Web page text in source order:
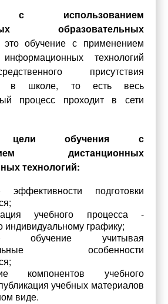
дорожно-транспортного травматизма
явлений среди
«Большая перемена»
коллектива
недели
с использованием
образовательных
обучение с применением
технологий
присутствия
в школе, то есть весь
процесс проходит в сети
цели обучения с
дистанционных
технологий:
эффективности подготовки
учебного процесса -
индивидуальному графику;
обучение учитывая
особенности
компонентов учебного
учебных материалов
виде.